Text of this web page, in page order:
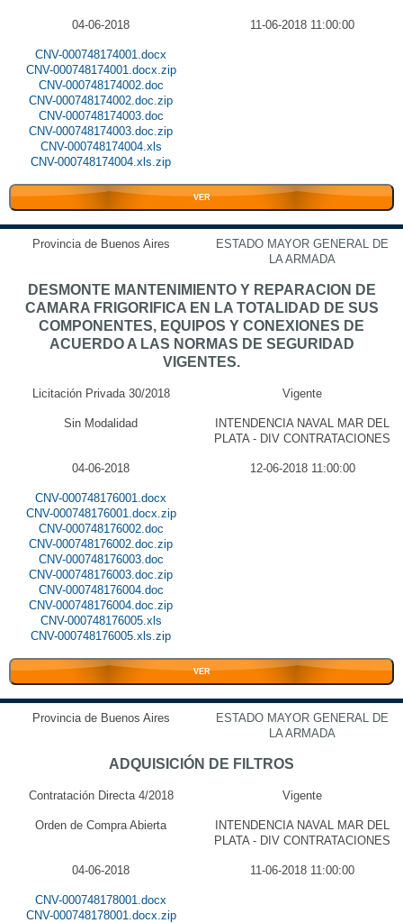
04-06-2018 11-06-2018 11:00:00
CNV-000748174001.docx
CNV-000748174001.docx.zip
CNV-000748174002.doc
CNV-000748174002.doc.zip
CNV-000748174003.doc
CNV-000748174003.doc.zip
CNV-000748174004.xls
CNV-000748174004.xls.zip
VER
Provincia de Buenos Aires
ESTADO MAYOR GENERAL DE
LA ARMADA
DESMONTE MANTENIMIENTO Y REPARACION DE
CAMARA FRIGORIFICA EN LA TOTALIDAD DE SUS
COMPONENTES, EQUIPOS Y CONEXIONES DE
ACUERDO A LAS NORMAS DE SEGURIDAD
VIGENTES.
Licitación Privada 30/2018 Vigente
Sin Modalidad
INTENDENCIA NAVAL MAR DEL
PLATA - DIV CONTRATACIONES
04-06-2018 12-06-2018 11:00:00
CNV-000748176001.docx
CNV-000748176001.docx.zip
CNV-000748176002.doc
CNV-000748176002.doc.zip
CNV-000748176003.doc
CNV-000748176003.doc.zip
CNV-000748176004.doc
CNV-000748176004.doc.zip
CNV-000748176005.xls
CNV-000748176005.xls.zip
VER
Provincia de Buenos Aires
ESTADO MAYOR GENERAL DE
LA ARMADA
ADQUISICIÓN DE FILTROS
Contratación Directa 4/2018 Vigente
Orden de Compra Abierta
INTENDENCIA NAVAL MAR DEL
PLATA - DIV CONTRATACIONES
04-06-2018 11-06-2018 11:00:00
CNV-000748178001.docx
CNV-000748178001.docx.zip